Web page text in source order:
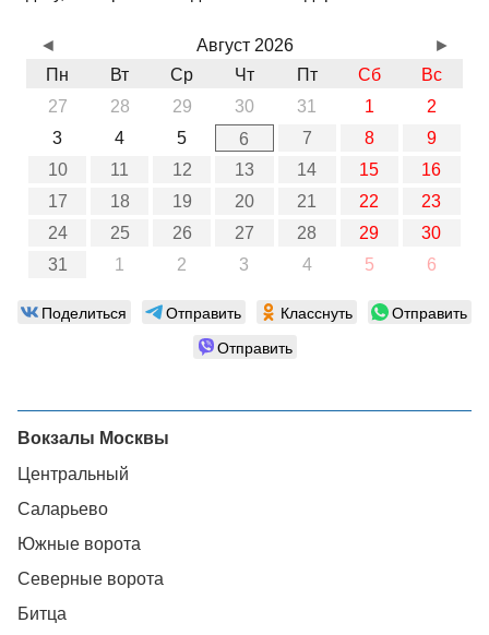
Август 2026
Пн
Вт Ср Чт Пт Сб
Вс
27
28 29 30 31 1
2
3
4 5 6 7 8
9
10
11 12 13 14 15
16
17
18 19 20 21 22
23
24
25 26 27 28 29
30
31
1 2 3 4 5 6
◄ ►
Поделиться Отправить Класснуть
Отправить
Отправить
Вокзалы Москвы
Центральный
Саларьево
Южные ворота
Северные ворота
Битца